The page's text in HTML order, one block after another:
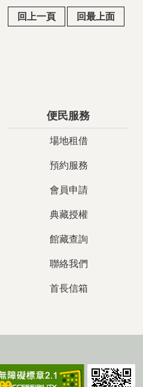
回上一頁 回最上面
便民服務
場地租借
預約服務
會員申請
典藏授權
館藏查詢
聯絡我們
首長信箱